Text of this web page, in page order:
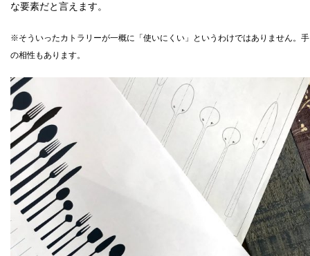
な要素だと言えます。
※そういったカトラリーが一概に「使いにくい」というわけではありません。
の相性もあります。